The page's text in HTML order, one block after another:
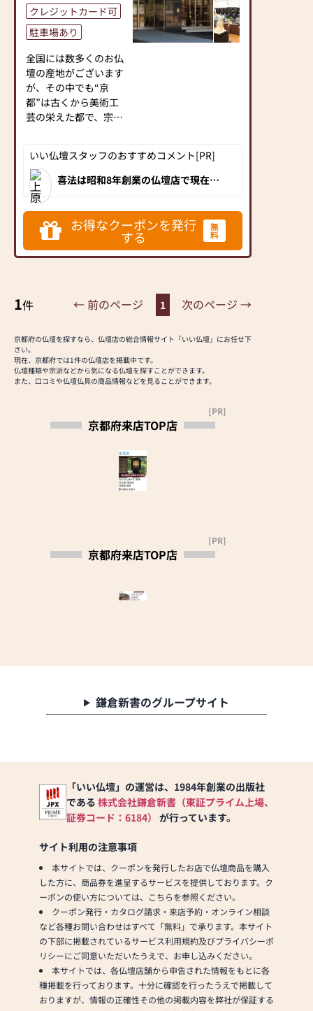
京都市営地下鉄烏丸線
五条駅 北出口(1)番出
駐車場も完備しており
ますので、電車でもお
車でも安心してお越し
いただけます。
江戸時代末期の弘化四
年（一八四七）に本家
加茂吉より分家した初
代定治郎が、明治八
年、現在地を購入し古
道具商ならびに仏壇仏
具商として開店したの
るようになり、三代目
は、内外産業博覧会な
らびに大礼記念京都大
博覧会で金賞、銀賞等
各賞を受賞しておりま
京都府知事より「京の
平成三年、現当主定治
が、先代の意思を継承
平成29年2月に東京で
《 お客様への想
し、お客様には疑問や
ご要望をお持ちになら
れています。それぞれ
のお客様に相応しいご
提案を第一に考えてお
お客様と「対話」を通
じて、ご納得いただけ
るお仏壇選びのお手伝
いをいたします。なん
なりとお問い合わせく
ださい。
これからも素直な心で
京仏壇仏具作りに精進
してまいりたいと思っ
ております。
クレジットカード可
駐車場あり
全国には数多くのお仏
壇の産地がございます
が、その中でも“京
都”は古くから美術工
芸の栄えた都で、宗教
壇』は、その要旨にも
っとも適する様に製作
されています。
当社は、そのような京
都で育った仏壇・仏具
の製作販売の専門店で
す。御仏壇ご購入は誠
格で』が「当店」のモ
お仏壇、仏具の御新
調、別誂え、お修復
等、何なりとお気軽に
承ります。各種御見積
（御一報頂ければ御伺
【取扱い品目と営業事
御本尊にあわせて製
具。
製作、販売、お修理。
いい仏壇スタッフのおすすめコメント[PR]
喜法は昭和8年創業の仏壇店で現在京
ど豊富な仏壇を取り揃えています。高
品質なお仏壇を納得価格で購入できる
優良店として地元でも評判の優良店で
す。
お得なクーポンを発行
する
無
料
1件 ← 前のページ 1 次のページ →
京都府の仏壇を探すなら、仏壇店の総合情報サイト「いい仏壇」にお任せ下
さい。
現在、京都府では1件の仏壇店を掲載中です。
仏壇種類や宗派などから気になる仏壇を探すことができます。
また、口コミや仏壇仏具の商品情報などを見ることができます。
京都府来店TOP店
[PR]
京都府来店TOP店
[PR]
鎌倉新書のグループサイト
「いい仏壇」の運営は、1984年創業の出版社
である 株式会社鎌倉新書（東証プライム上場、
証券コード：6184） が行っています。
サイト利用の注意事項
本サイトでは、クーポンを発行したお店で仏壇商品を購入
した方に、商品券を進呈するサービスを提供しております。ク
ーポンの使い方については、こちらを参照ください。
クーポン発行・カタログ請求・来店予約・オンライン相談
など各種お問い合わせはすべて「無料」で承ります。本サイト
の下部に掲載されているサービス利用規約及びプライバシーポ
リシーにご同意いただいたうえで、お申し込みください。
本サイトでは、各仏壇店舗から申告された情報をもとに各
種掲載を行っております。十分に確認を行ったうえで掲載して
おりますが、情報の正確性その他の掲載内容を弊社が保証する